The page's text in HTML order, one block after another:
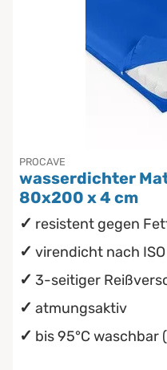
PROCAVE
wasserdichter
80x200 x 4 cm
resistent gegen
virendicht nach
3-seitiger
atmungsaktiv
bis 95°C waschbar